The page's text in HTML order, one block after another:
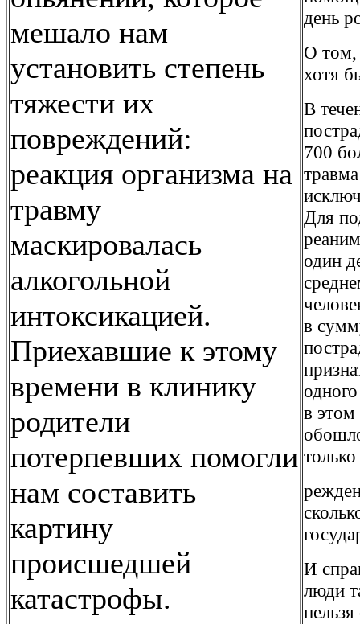
мешало нам
установить степень
тяжести их
повреждений:
реакция организма на
травму
маскировалась
алкогольной
интоксикацией.
Приехавшие к этому
времени в клинику
родители
потерпевших помогли
нам составить
картину
происшедшей
катастрофы.
день
О том,
хотя
В
700
Для
один
в
в этом
И
люди